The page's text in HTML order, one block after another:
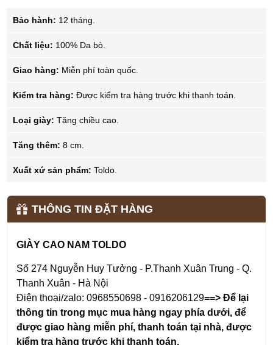
Bảo hành: 12 tháng.
Chất liệu: 100% Da bò.
Giao hàng: Miễn phí toàn quốc.
Kiểm tra hàng: Được kiểm tra hàng trước khi thanh toán.
Loại giày: Tăng chiều cao.
Tăng thêm: 8 cm.
Xuất xứ sản phẩm: Toldo.
THÔNG TIN ĐẶT HÀNG
GIÀY CAO NAM TOLDO
Số 274 Nguyễn Huy Tưởng - P.Thanh Xuân Trung - Q.
Thanh Xuân - Hà Nội
Điện thoại/zalo: 0968550698 - 0916206129==> Để lại
thông tin trong mục mua hàng ngay phía dưới,để
được giao hàng miễn phí, thanh toán tại nhà, được
kiểm tra hàng trước khi thanh toán.